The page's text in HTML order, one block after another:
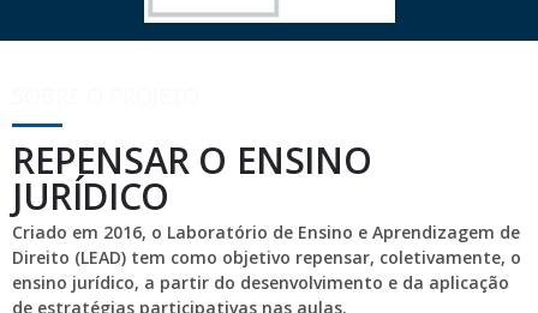
REPENSAR O ENSINO
JURÍDICO
Criado em 2016, o Laboratório de Ensino e Aprendizagem de
Direito (LEAD) tem como objetivo repensar, coletivamente, o
ensino jurídico, a partir do desenvolvimento e da aplicação
de estratégias participativas nas aulas.